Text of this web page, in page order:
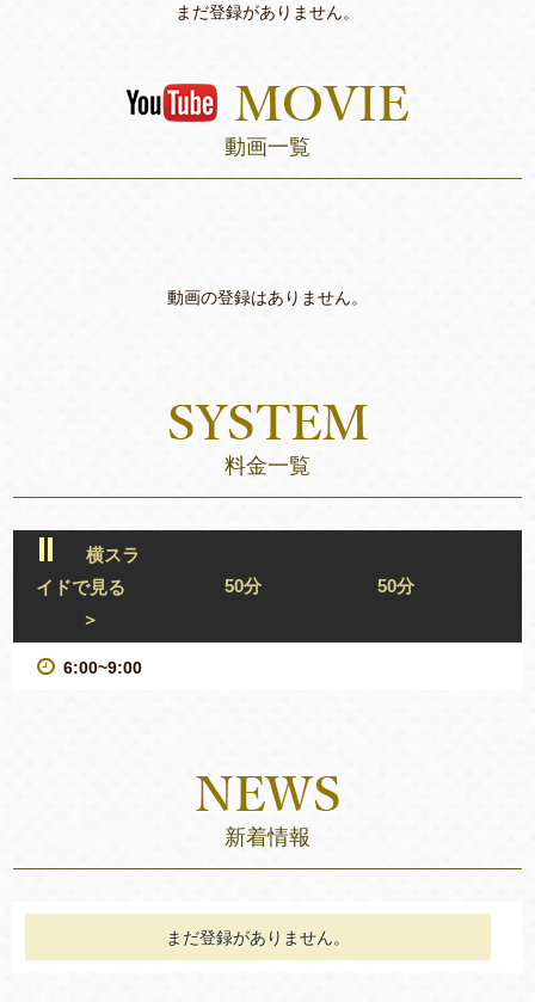
まだ登録がありません。
動画一覧
動画の登録はありません。
料金一覧
横スラ
イドで見る
＞
50分 50分
6:00~9:00
新着情報
まだ登録がありません。